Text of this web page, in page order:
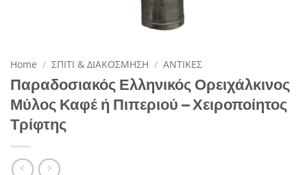
Home / ΣΠΙΤΙ & ΔΙΑΚΟΣΜΗΣΗ / ΑΝΤΙΚΕΣ
Παραδοσιακός Ελληνικός Ορειχάλκινος
Μύλος Καφέ ή Πιπεριού – Χειροποίητος
Τρίφτης